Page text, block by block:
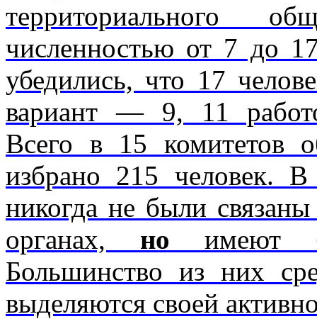
территориального
числен­ностью от 7 до
убедились, что 17
вариант — 9, 11
Всего в 15 комитетов
избрано 215 человек.
никогда не были
органах, но имеют
Большинство из них
выделяются своей